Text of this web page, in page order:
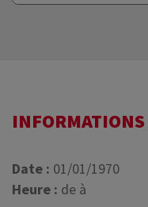
Date : 01/01/1970
Heure : de à